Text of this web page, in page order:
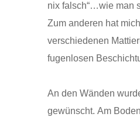
nix falsch“…wie man
Zum anderen hat
verschiedenen
fugenlosen
An den Wänden
gewünscht. Am